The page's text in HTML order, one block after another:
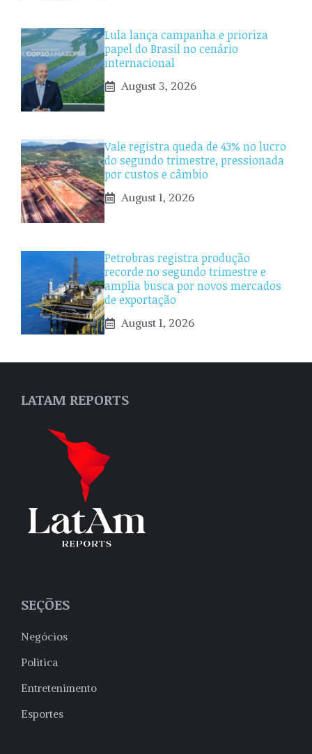
Lula lança campanha e prioriza
papel do Brasil no cenário
internacional
August 3, 2026
Vale registra queda de 43% no lucro
do segundo trimestre, pressionada
por custos e câmbio
August 1, 2026
Petrobras registra produção
recorde no segundo trimestre e
amplia busca por novos mercados
de exportação
August 1, 2026
LATAM REPORTS
SEÇÕES
Negócios
Politica
Entretenimento
Esportes